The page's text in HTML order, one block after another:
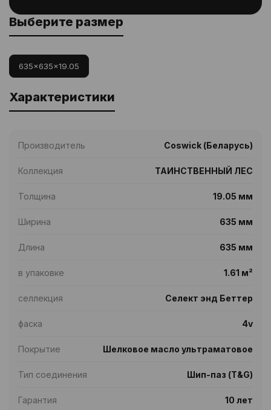
Выберите размер
635x635x19.05
Характеристики
Производитель Coswick (Беларусь)
Коллекция ТАИНСТВЕННЫЙ ЛЕС
Толщина 19.05 мм
Ширина 635 мм
Длина 635 мм
в упаковке 1.61 м²
селлекция Селект энд Беттер
фаска 4v
Покрытие Шелковое масло ультраматовое
Тип соединения Шип-паз (T&G)
Гарантия 10 лет